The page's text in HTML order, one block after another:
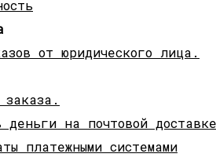
от юридического лица.
заказа.
деньги на почтовой доставке
платежными системами